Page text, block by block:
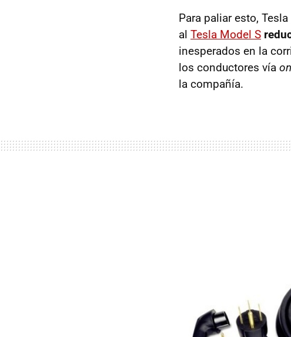
Para paliar esto,
al Tesla Model S
inesperados en la
los conductores vía
la compañía.